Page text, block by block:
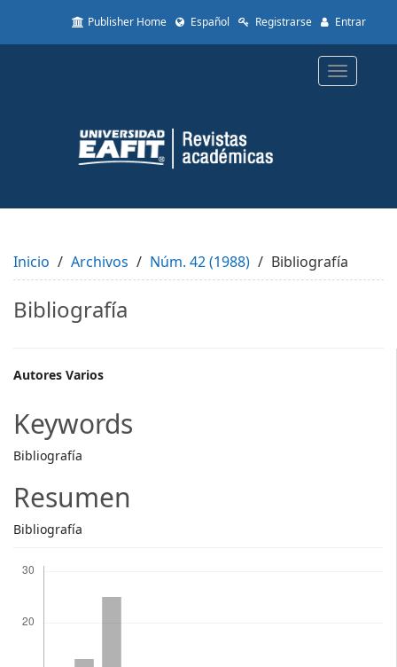
to
Content
Sidebar
Publisher Home Español Registrarse Entrar
Toggle
Inicio Archivos Núm. 42 (1988) Bibliografía
Bibliografía
Main
Article
Content
Autores Varios
Keywords
Bibliografía
Resumen
Bibliografía